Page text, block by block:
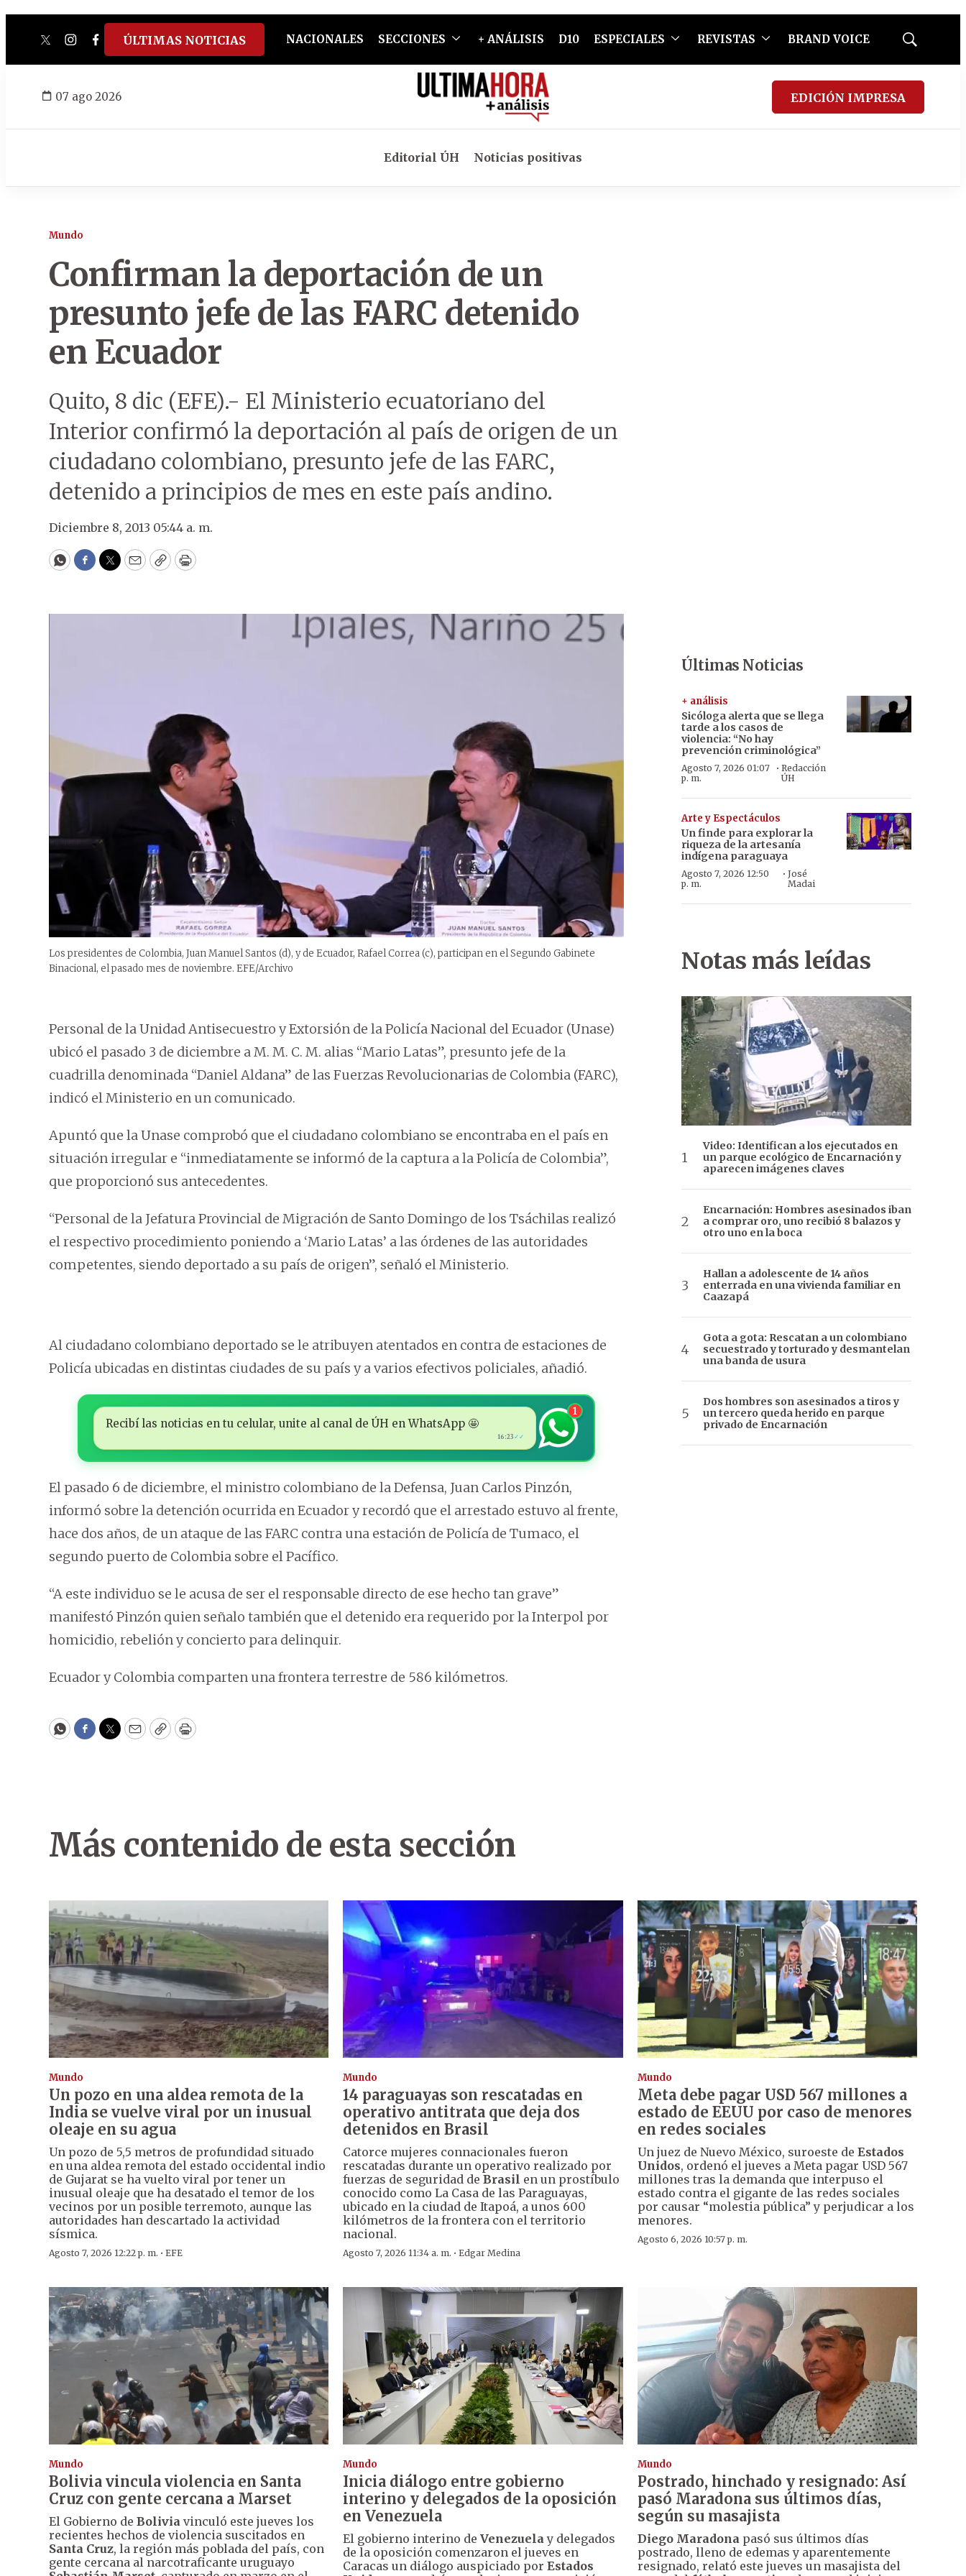
twitterinstagram
facebook
tiktokyoutube
spotify
ÚLTIMAS NOTICIAS NACIONALES SECCIONES + ANÁLISIS D10 ESPECIALES REVISTAS BRAND VOICE
Mostrar
07 ago 2026 EDICIÓN IMPRESA
Editorial ÚH Noticias positivas
Mundo
Confirman la deportación de un
presunto jefe de las FARC detenido
en Ecuador
Quito, 8 dic (EFE).- El Ministerio ecuatoriano del
Interior confirmó la deportación al país de origen de un
ciudadano colombiano, presunto jefe de las FARC,
detenido a principios de mes en este país andino.
Diciembre 8, 2013 05:44 a. m.
WhatsApp
Facebook
Twitter
EmailCopyPrint
Los presidentes de Colombia, Juan Manuel Santos (d), y de Ecuador, Rafael Correa (c), participan en el Segundo Gabinete
Binacional, el pasado mes de noviembre. EFE/Archivo
Personal de la Unidad Antisecuestro y Extorsión de la Policía Nacional del Ecuador (Unase)
ubicó el pasado 3 de diciembre a M. M. C. M. alias “Mario Latas”, presunto jefe de la
cuadrilla denominada “Daniel Aldana” de las Fuerzas Revolucionarias de Colombia (FARC),
indicó el Ministerio en un comunicado.
Apuntó que la Unase comprobó que el ciudadano colombiano se encontraba en el país en
situación irregular e “inmediatamente se informó de la captura a la Policía de Colombia”,
que proporcionó sus antecedentes.
“Personal de la Jefatura Provincial de Migración de Santo Domingo de los Tsáchilas realizó
el respectivo procedimiento poniendo a ‘Mario Latas’ a las órdenes de las autoridades
competentes, siendo deportado a su país de origen”, señaló el Ministerio.
Al ciudadano colombiano deportado se le atribuyen atentados en contra de estaciones de
Policía ubicadas en distintas ciudades de su país y a varios efectivos policiales, añadió.
Recibí las noticias en tu celular, unite al canal de ÚH en WhatsApp 🤩
16:23 ✓✓
1
El pasado 6 de diciembre, el ministro colombiano de la Defensa, Juan Carlos Pinzón,
informó sobre la detención ocurrida en Ecuador y recordó que el arrestado estuvo al frente,
hace dos años, de un ataque de las FARC contra una estación de Policía de Tumaco, el
segundo puerto de Colombia sobre el Pacífico.
“A este individuo se le acusa de ser el responsable directo de ese hecho tan grave”
manifestó Pinzón quien señalo también que el detenido era requerido por la Interpol por
homicidio, rebelión y concierto para delinquir.
Ecuador y Colombia comparten una frontera terrestre de 586 kilómetros.
WhatsApp
Facebook
Twitter
EmailCopyPrint
Últimas Noticias
+ análisis
Sicóloga alerta que se llega
tarde a los casos de
violencia: “No hay
prevención criminológica”
Agosto 7, 2026 01:07
p. m.
·Redacción
ÚH
Arte y Espectáculos
Un finde para explorar la
riqueza de la artesanía
indígena paraguaya
Agosto 7, 2026 12:50
p. m.
·José
Madai
Notas más leídas
Video: Identifican a los ejecutados en
un parque ecológico de Encarnación y
aparecen imágenes claves
Encarnación: Hombres asesinados iban
a comprar oro, uno recibió 8 balazos y
otro uno en la boca
Hallan a adolescente de 14 años
enterrada en una vivienda familiar en
Caazapá
Gota a gota: Rescatan a un colombiano
secuestrado y torturado y desmantelan
una banda de usura
Dos hombres son asesinados a tiros y
un tercero queda herido en parque
privado de Encarnación
Más contenido de esta sección
Mundo
Un pozo en una aldea remota de la
India se vuelve viral por un inusual
oleaje en su agua
Un pozo de 5,5 metros de profundidad situado
en una aldea remota del estado occidental indio
de Gujarat se ha vuelto viral por tener un
inusual oleaje que ha desatado el temor de los
vecinos por un posible terremoto, aunque las
autoridades han descartado la actividad
sísmica.
Agosto 7, 2026 12:22 p. m. · EFE
Mundo
14 paraguayas son rescatadas en
operativo antitrata que deja dos
detenidos en Brasil
Catorce mujeres connacionales fueron
rescatadas durante un operativo realizado por
fuerzas de seguridad deBrasil en un prostíbulo
conocido como La Casa de las Paraguayas,
ubicado en la ciudad de Itapoá, a unos 600
kilómetros de la frontera con el territorio
nacional.
Agosto 7, 2026 11:34 a. m. ·Edgar Medina
Mundo
Meta debe pagar USD 567 millones a
estado de EEUU por caso de menores
en redes sociales
Un juez de Nuevo México, suroeste de Estados
Unidos, ordenó el jueves a Meta pagar USD 567
millones tras la demanda que interpuso el
estado contra el gigante de las redes sociales
por causar “molestia pública” y perjudicar a los
menores.
Agosto 6, 2026 10:57 p. m.
Mundo
Bolivia vincula violencia en Santa
Cruz con gente cercana a Marset
El Gobierno de Bolivia vinculó este jueves los
recientes hechos de violencia suscitados en
Santa Cruz, la región más poblada del país, con
gente cercana al narcotraficante uruguayo
Mundo
Inicia diálogo entre gobierno
interino y delegados de la oposición
en Venezuela
El gobierno interino deVenezuela y delegados
de la oposición comenzaron el jueves en
Caracas un diálogo auspiciado porEstados
Mundo
Postrado, hinchado y resignado: Así
pasó Maradona sus últimos días,
según su masajista
Diego Maradona pasó sus últimos días
postrado, lleno de edemas y aparentemente
resignado, relató este jueves un masajista del